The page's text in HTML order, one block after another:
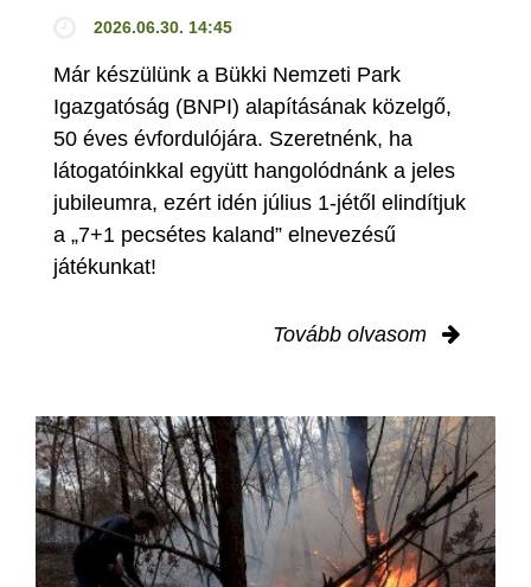
2026.06.30. 14:45
Már készülünk a Bükki Nemzeti Park
Igazgatóság (BNPI) alapításának közelgő,
50 éves évfordulójára. Szeretnénk, ha
látogatóinkkal együtt hangolódnánk a jeles
jubileumra, ezért idén július 1-jétől elindítjuk
a „7+1 pecsétes kaland” elnevezésű
játékunkat!
Tovább olvasom